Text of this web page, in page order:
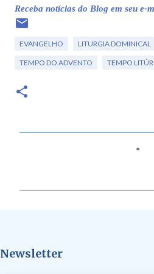
Receba notícias do Blog em seu e-
EVANGELHO LITURGIA DOMINICAL
TEMPO DO ADVENTO TEMPO
á
Newsletter